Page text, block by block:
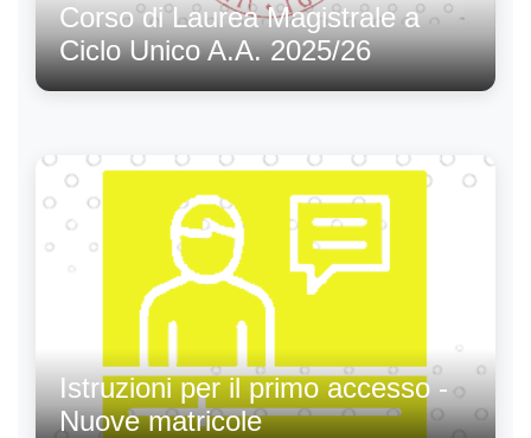
Corso di Laurea Magistrale a
Ciclo Unico A.A. 2025/26
Istruzioni per il primo accesso -
Nuove matricole